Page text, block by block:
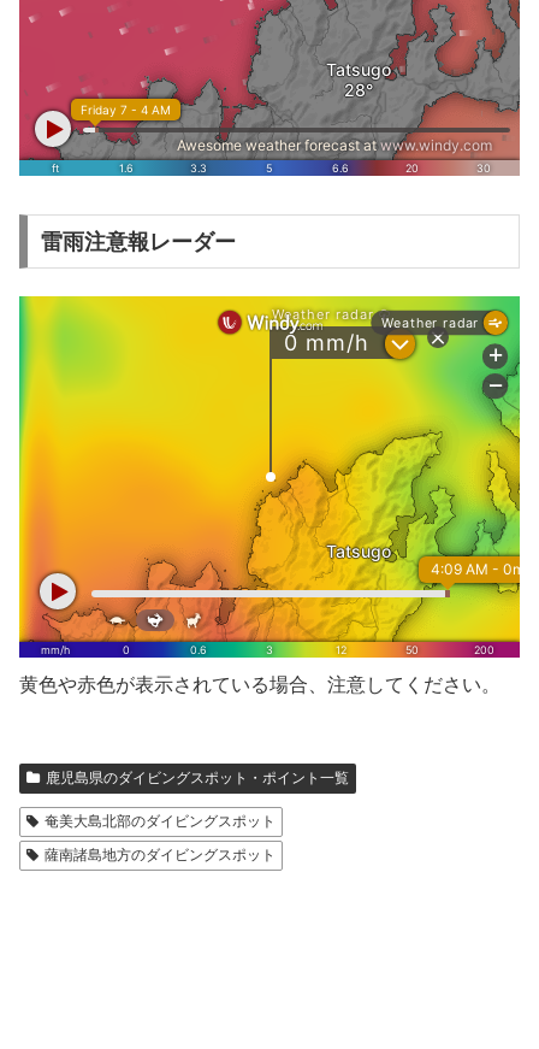
雷雨注意報レーダー
黄色や赤色が表示されている場合、注意してください。
鹿児島県のダイビングスポット・ポイント一覧
奄美大島北部のダイビングスポット
薩南諸島地方のダイビングスポット